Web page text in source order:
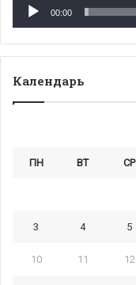
00:00
Календарь
ПН ВТ СР
3 4 5
10 11 12